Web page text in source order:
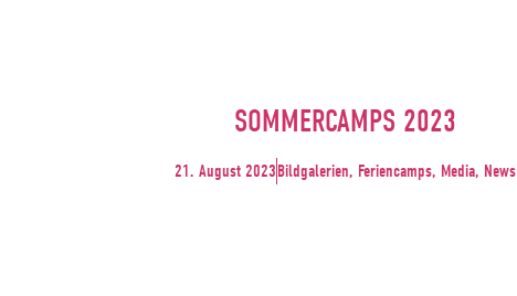
SOMMERCAMPS 2023
21. August 2023Bildgalerien, Feriencamps, Media, News